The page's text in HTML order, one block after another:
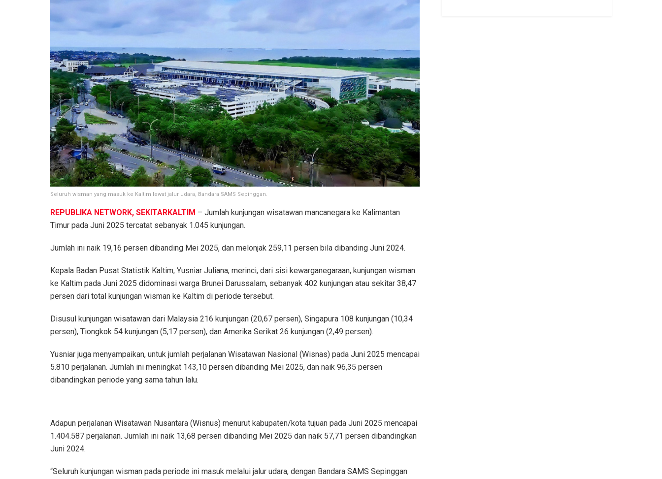
Seluruh wisman yang masuk ke Kaltim lewat jalur udara, Bandara SAMS Sepinggan.
REPUBLIKA NETWORK, SEKITARKALTIM – Jumlah kunjungan wisatawan mancanegara ke Kalimantan
Timur pada Juni 2025 tercatat sebanyak 1.045 kunjungan.
Jumlah ini naik 19,16 persen dibanding Mei 2025, dan melonjak 259,11 persen bila dibanding Juni 2024.
Kepala Badan Pusat Statistik Kaltim, Yusniar Juliana, merinci, dari sisi kewarganegaraan, kunjungan wisman
ke Kaltim pada Juni 2025 didominasi warga Brunei Darussalam, sebanyak 402 kunjungan atau sekitar 38,47
persen dari total kunjungan wisman ke Kaltim di periode tersebut.
Disusul kunjungan wisatawan dari Malaysia 216 kunjungan (20,67 persen), Singapura 108 kunjungan (10,34
persen), Tiongkok 54 kunjungan (5,17 persen), dan Amerika Serikat 26 kunjungan (2,49 persen).
Yusniar juga menyampaikan, untuk jumlah perjalanan Wisatawan Nasional (Wisnas) pada Juni 2025 mencapai
5.810 perjalanan. Jumlah ini meningkat 143,10 persen dibanding Mei 2025, dan naik 96,35 persen
dibandingkan periode yang sama tahun lalu.
Adapun perjalanan Wisatawan Nusantara (Wisnus) menurut kabupaten/kota tujuan pada Juni 2025 mencapai
1.404.587 perjalanan. Jumlah ini naik 13,68 persen dibanding Mei 2025 dan naik 57,71 persen dibandingkan
Juni 2024.
“Seluruh kunjungan wisman pada periode ini masuk melalui jalur udara, dengan Bandara SAMS Sepinggan